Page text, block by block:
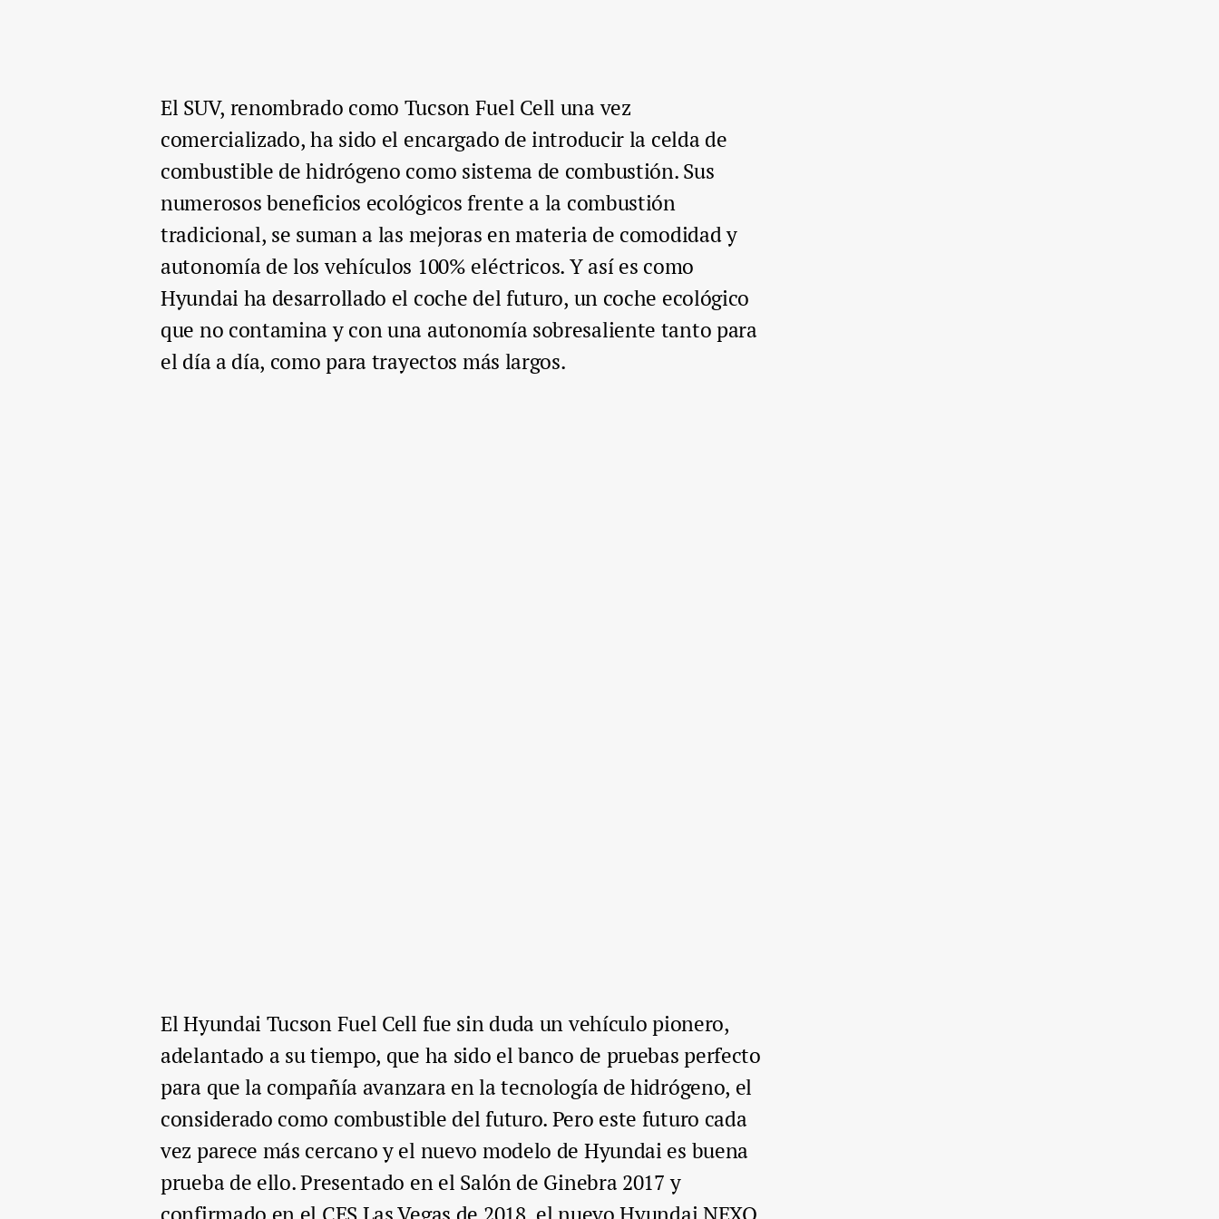
El SUV, renombrado como Tucson Fuel Cell una vez
comercializado, ha sido el encargado de introducir la celda de
combustible de hidrógeno como sistema de combustión. Sus
numerosos beneficios ecológicos frente a la combustión
tradicional, se suman a las mejoras en materia de comodidad y
autonomía de los vehículos 100% eléctricos. Y así es como
Hyundai ha desarrollado el coche del futuro, un coche ecológico
que no contamina y con una autonomía sobresaliente tanto para
el día a día, como para trayectos más largos.
El Hyundai Tucson Fuel Cell fue sin duda un vehículo pionero,
adelantado a su tiempo, que ha sido el banco de pruebas perfecto
para que la compañía avanzara en la tecnología de hidrógeno, el
considerado como combustible del futuro. Pero este futuro cada
vez parece más cercano y el nuevo modelo de Hyundai es buena
prueba de ello. Presentado en el Salón de Ginebra 2017 y